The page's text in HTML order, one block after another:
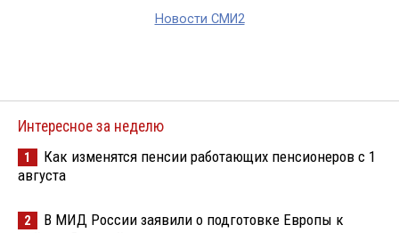
Новости СМИ2
Интересное за неделю
1
Как изменятся пенсии работающих пенсионеров с 1
августа
2
В МИД России заявили о подготовке Европы к